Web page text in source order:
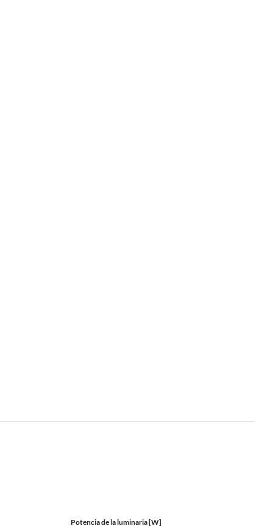
Potencia de la luminaria [W]